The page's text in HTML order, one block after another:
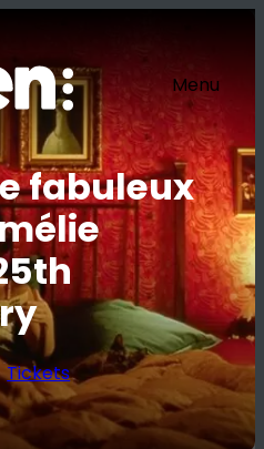
Menu
fabuleux
Tickets